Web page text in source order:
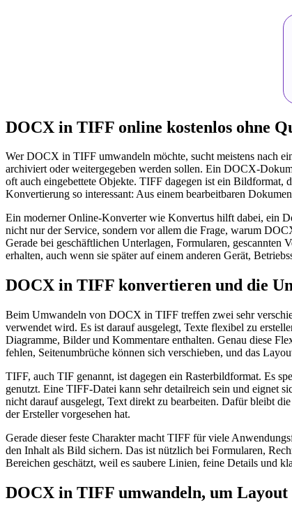
DOCX in TIFF online kostenlos ohne
Wer DOCX in TIFF umwandeln möchte, sucht meistens nach
archiviert oder weitergegeben werden sollen. Ein DOCX-
oft auch eingebettete Objekte. TIFF dagegen ist ein Bildformat,
Konvertierung so interessant: Aus einem bearbeitbaren
Ein moderner Online-Konverter wie Konvertus hilft dabei, ein
nicht nur der Service, sondern vor allem die Frage, warum
Gerade bei geschäftlichen Unterlagen, Formularen,
erhalten, auch wenn sie später auf einem anderen Gerät,
DOCX in TIFF konvertieren und die
Beim Umwandeln von DOCX in TIFF treffen zwei sehr
verwendet wird. Es ist darauf ausgelegt, Texte flexibel zu
Diagramme, Bilder und Kommentare enthalten. Genau diese
fehlen, Seitenumbrüche können sich verschieben, und das
TIFF, auch TIF genannt, ist dagegen ein Rasterbildformat. Es
genutzt. Eine TIFF-Datei kann sehr detailreich sein und eignet
nicht darauf ausgelegt, Text direkt zu bearbeiten. Dafür bleibt
der Ersteller vorgesehen hat.
Gerade dieser feste Charakter macht TIFF für viele
den Inhalt als Bild sichern. Das ist nützlich bei Formularen,
Bereichen geschätzt, weil es saubere Linien, feine Details und
DOCX in TIFF umwandeln, um Layout